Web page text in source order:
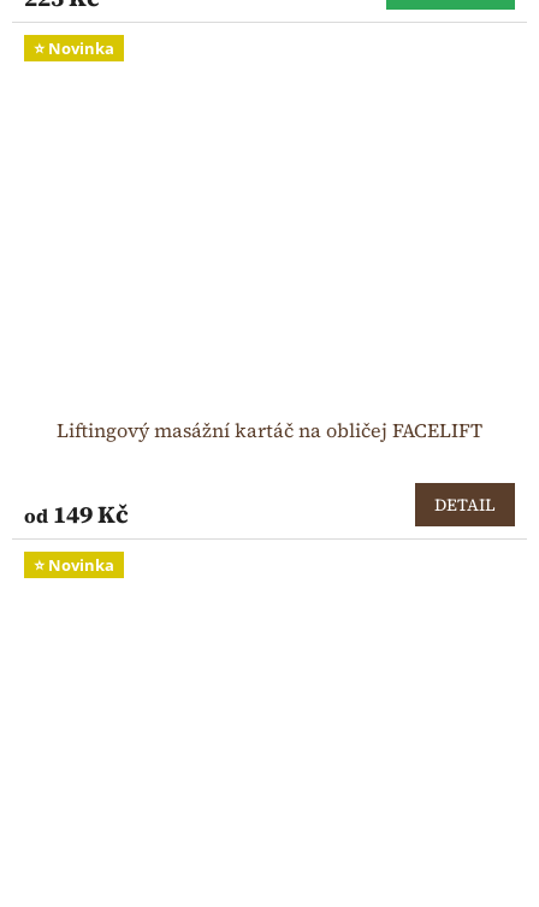
⭐ Novinka
Liftingový masážní kartáč na obličej FACELIFT
od 149 Kč DETAIL
⭐ Novinka